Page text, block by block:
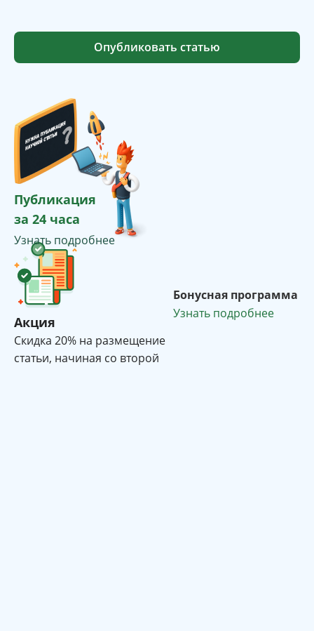
Опубликовать статью
Публикация
за 24 часа
Узнать подробнее
Акция
Cкидка 20% на размещение
статьи, начиная со второй
Бонусная программа
Узнать подробнее